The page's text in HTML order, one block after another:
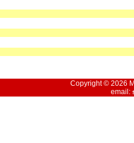
Copyright © 2026
email: